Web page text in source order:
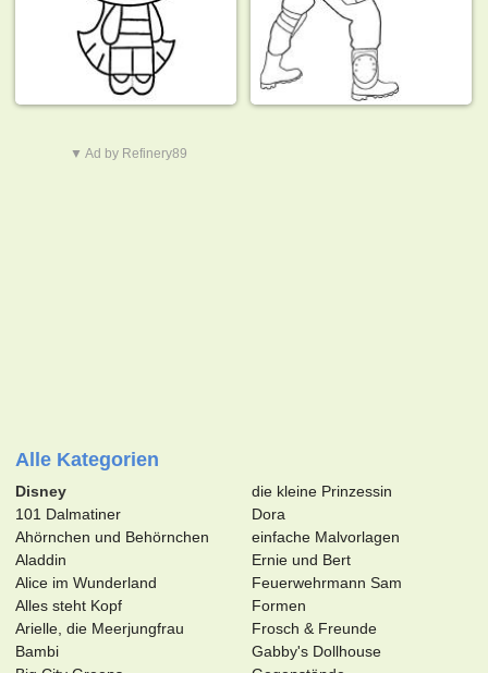
▼ Ad by Refinery89
Alle Kategorien
Disney
101 Dalmatiner
Ahörnchen und Behörnchen
Aladdin
Alice im Wunderland
Alles steht Kopf
Arielle, die Meerjungfrau
Bambi
die kleine Prinzessin
Dora
einfache Malvorlagen
Ernie und Bert
Feuerwehrmann Sam
Formen
Frosch & Freunde
Gabby's Dollhouse